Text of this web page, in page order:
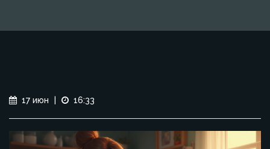
17 июн 16:33